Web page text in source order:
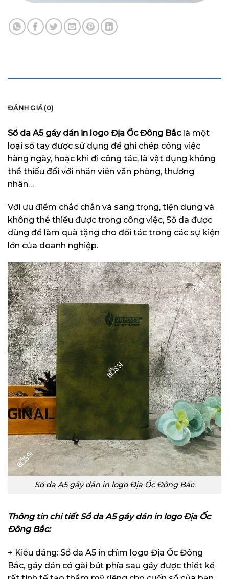
ĐÁNH GIÁ (0)
Sổ da A5 gáy dán in logo Địa Ốc Đông Bắclà một
loại sổ tay được sử dụng để ghi chép công việc
hàng ngày, hoặc khi đi công tác, là vật dụng không
thể thiếu đối với nhân viên văn phòng, thương
nhân…
Với ưu điểm chắc chắn và sang trọng, tiện dụng và
không thể thiếu được trong công việc, Sổ da được
dùng để làm quà tặng cho đối tác trong các sự kiện
lớn của doanh nghiệp.
Sổ da A5 gáy dán in logo Địa Ốc Đông Bắc
Thông tin chi tiết Sổ da A5 gáy dán in logo Địa Ốc
Đông Bắc:
+ Kiểu dáng: Sổ da A5 in chìm logo Địa Ốc Đông
Bắc, gáy dán có gài bút phía sau gáy được thiết kế